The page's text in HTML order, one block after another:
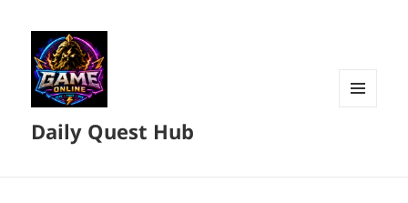
Daily Quest Hub